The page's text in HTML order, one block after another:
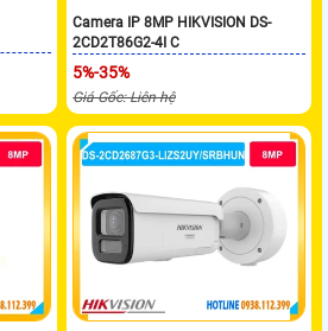
Camera IP 8MP HIKVISION DS-
2CD2T86G2-4I C
5%-35%
Giá Gốc: Liên hệ